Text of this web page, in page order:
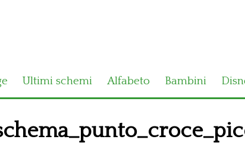
Ultimi schemi Alfabeto Bambini